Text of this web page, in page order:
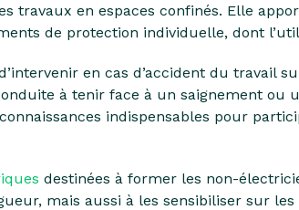
en espaces confinés. Elle
de protection individuelle, dont
en cas d’accident du travail
à tenir face à un saignement ou
indispensables pour
destinées à former les non-
mais aussi à les sensibiliser sur les